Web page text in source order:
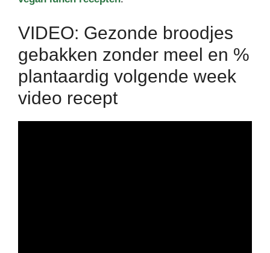
VIDEO: Gezonde broodjes
gebakken zonder meel en %
plantaardig volgende week
video recept